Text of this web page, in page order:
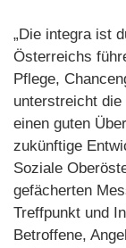
„Die integra ist
Österreichs
Pflege,
unterstreicht
einen guten
zukünftige
Soziale
gefächerten
Treffpunkt und
Betroffene,